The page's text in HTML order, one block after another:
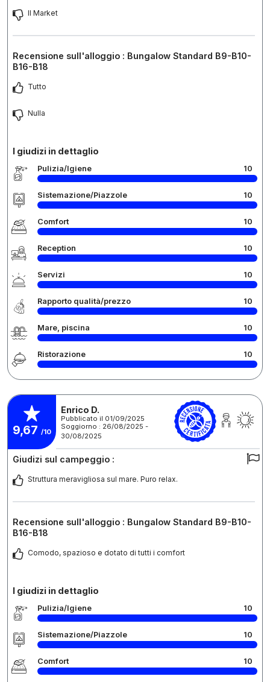
Il Market
Recensione sull'alloggio : Bungalow Standard B9-B10-
B16-B18
Tutto
Nulla
I giudizi in dettaglio
Pulizia/Igiene 10
Sistemazione/Piazzole 10
Comfort 10
Reception 10
Servizi 10
Rapporto qualità/prezzo 10
Mare, piscina 10
Ristorazione 10
9,67 /10
Enrico D.
Pubblicato il 01/09/2025
Soggiorno : 26/08/2025 -
30/08/2025
Giudizi sul campeggio :
Struttura meravigliosa sul mare. Puro relax.
Recensione sull'alloggio : Bungalow Standard B9-B10-
B16-B18
Comodo, spazioso e dotato di tutti i comfort
I giudizi in dettaglio
Pulizia/Igiene 10
Sistemazione/Piazzole 10
Comfort 10